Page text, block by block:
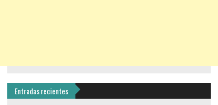
Entradas recientes